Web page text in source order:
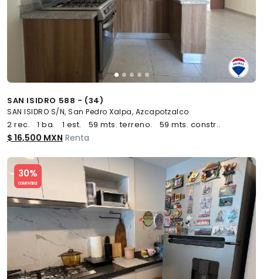
SAN ISIDRO 588 - (34)
SAN ISIDRO S/N, San Pedro Xalpa, Azcapotzalco
2 rec. 1 ba. 1 est. 59 mts. terreno. 59 mts. constr..
$ 16,500 MXN Renta
30%
COMPATIBLE
Slide 1 of 5